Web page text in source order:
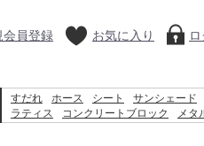
会員登録 お気に入り
すだれ ホース シート サンシェード
ラティス
コンクリートブロック メタ